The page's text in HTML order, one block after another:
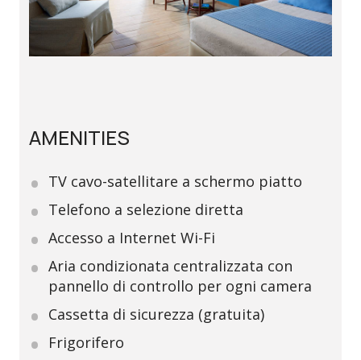
AMENITIES
TV cavo-satellitare a schermo piatto
Telefono a selezione diretta
Accesso a Internet Wi-Fi
Aria condizionata centralizzata con
pannello di controllo per ogni camera
Cassetta di sicurezza (gratuita)
Frigorifero